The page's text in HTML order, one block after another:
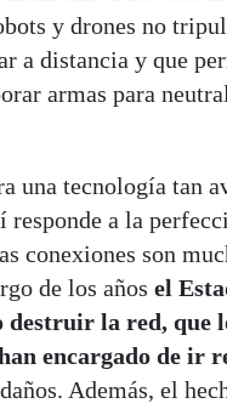
y drones no
a distancia y que
armas para
una tecnología tan
responde a la
conexiones son
de los años el
destruir la red, que
encargado de ir
Además, el